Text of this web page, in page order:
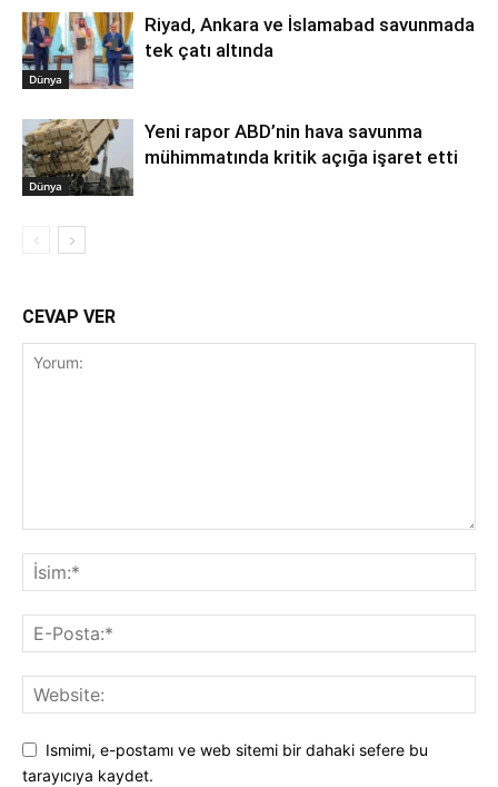
Dünya
Riyad, Ankara ve İslamabad savunmada
tek çatı altında
Dünya
Yeni rapor ABD’nin hava savunma
mühimmatında kritik açığa işaret etti
CEVAP VER
Ismimi, e-postamı ve web sitemi bir dahaki sefere bu
tarayıcıya kaydet.